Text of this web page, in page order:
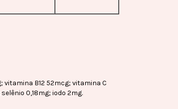
vitamina B12 52mcg; vitamina C
0,18mg; iodo 2mg.